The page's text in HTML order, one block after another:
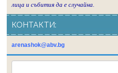
лица и събития да е случайна.
КОНТАКТИ:
arenashok@abv.bg